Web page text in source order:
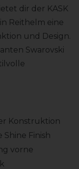
dir der KASK
Reithelm eine
und Design.
Swarovski
Konstruktion
Finish
vorne